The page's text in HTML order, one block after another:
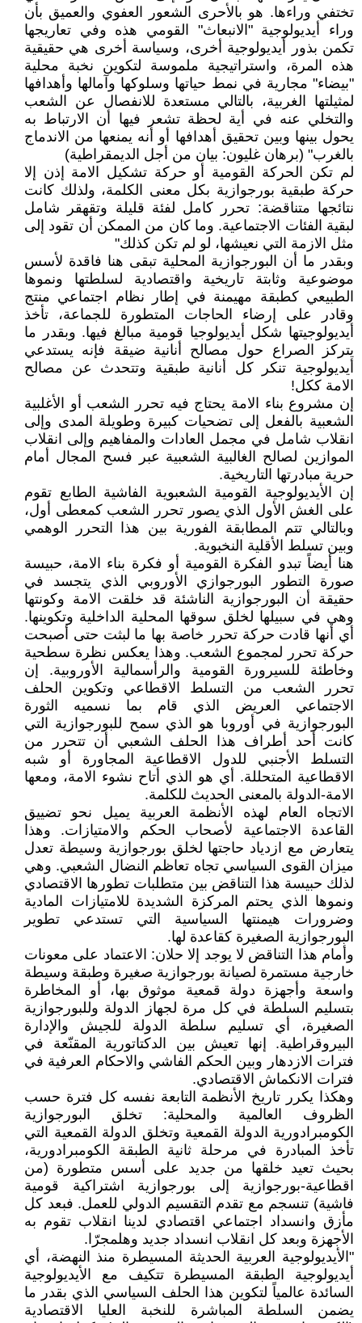
تختفي وراءها. هو بالأحرى الشعور العفوي والعميق بأن
وراء أيديولوجية "الانبعاث" القومي هذه وفي تعاريجها
تكمن بذور أيديولوجية أخرى، وسياسة أخرى هي حقيقية
هذه المرة، واستراتيجية ملموسة لتكوين نخبة محلية
"بيضاء" مجارية في نمط حياتها وسلوكها وآمالها وأهدافها
لمثيلتها الغربية، بالتالي مستعدة للانفصال عن الشعب
والتخلي عنه في أية لحظة تشعر فيها أن الارتباط به
يحول بينها وبين تحقيق أهدافها أو أنه يمنعها من الاندماج
بالغرب" (برهان غليون: بيان من أجل الديمقراطية)
لم تكن الحركة القومية أو حركة تشكيل الامة إذن إلا
حركة طبقية بورجوازية بكل معنى الكلمة، ولذلك كانت
نتائجها متناقضة: تحرر كامل لفئة قليلة وتقهقر شامل
لبقية الفئات الاجتماعية. وما كان من الممكن أن تقود إلى
مثل الازمة التي نعيشها، لو لم تكن كذلك"
وبقدر ما أن البورجوازية المحلية تبقى هنا فاقدة لأسس
موضوعية وثابتة تاريخية واقتصادية لسلطتها ونموها
الطبيعي كطبقة مهيمنة في إطار نظام اجتماعي منتج
وقادر على إرضاء الحاجات المتطورة للجماعة، تأخذ
أيديولوجيتها شكل أيديولوجيا قومية مبالغ فيها. وبقدر ما
يتركز الصراع حول مصالح أنانية ضيقة فإنه يستدعي
أيديولوجية تنكر كل أنانية طبقية وتتحدث عن مصالح
الامة ككل!
إن مشروع بناء الامة يحتاج فيه تحرر الشعب أو الأغلبية
الشعبية بالفعل إلى تضحيات كبيرة وطويلة المدى وإلى
انقلاب شامل في مجمل العادات والمفاهيم وإلى انقلاب
الموازين لصالح الغالبية الشعبية عبر فسح المجال أمام
حرية مبادرتها التاريخية.
إن الأيديولوجية القومية الشعبوية الفاشية الطابع تقوم
على الغش الأول الذي يصور تحرر الشعب كمعطى أول،
وبالتالي تتم المطابقة الفورية بين هذا التحرر الوهمي
وبين تسلط الأقلية النخبوية.
هنا أيضاً تبدو الفكرة القومية أو فكرة بناء الامة، حبيسة
صورة التطور البورجوازي الأوروبي الذي يتجسد في
حقيقة أن البورجوازية الناشئة قد خلقت الامة وكونتها
وهي في سبيلها لخلق سوقها المحلية الداخلية وتكوينها.
أي أنها قادت حركة تحرر خاصة بها ما لبثت حتى أصبحت
حركة تحرر لمجموع الشعب. وهذا يعكس نظرة سطحية
وخاطئة للسيرورة القومية والرأسمالية الأوروبية. إن
تحرر الشعب من التسلط الاقطاعي وتكوين الحلف
الاجتماعي العريض الذي قام بما نسميه الثورة
البورجوازية في أوروبا هو الذي سمح للبورجوازية التي
كانت أحد أطراف هذا الحلف الشعبي أن تتحرر من
التسلط الأجنبي للدول الاقطاعية المجاورة أو شبه
الاقطاعية المتحللة. أي هو الذي أتاح نشوء الامة، ومعها
الامة-الدولة بالمعنى الحديث للكلمة.
الاتجاه العام لهذه الأنظمة العربية يميل نحو تضييق
القاعدة الاجتماعية لأصحاب الحكم والامتيازات. وهذا
يتعارض مع ازدياد حاجتها لخلق بورجوازية وسيطة تعدل
ميزان القوى السياسي تجاه تعاظم النضال الشعبي. وهي
لذلك حبيسة هذا التناقض بين متطلبات تطورها الاقتصادي
ونموها الذي يحتم المركزة الشديدة للامتيازات المادية
وضرورات هيمنتها السياسية التي تستدعي تطوير
البورجوازية الصغيرة كقاعدة لها.
وأمام هذا التناقض لا يوجد إلا حلان: الاعتماد على معونات
خارجية مستمرة لصيانة بورجوازية صغيرة وطبقة وسيطة
واسعة وأجهزة دولة قمعية موثوق بها، أو المخاطرة
بتسليم السلطة في كل مرة لجهاز الدولة وللبورجوازية
الصغيرة، أي تسليم سلطة الدولة للجيش والإدارة
البيروقراطية. إنها تعيش بين الدكتاتورية المقنّعة في
فترات الازدهار وبين الحكم الفاشي والاحكام العرفية في
فترات الانكماش الاقتصادي.
وهكذا يكرر تاريخ الأنظمة التابعة نفسه كل فترة حسب
الظروف العالمية والمحلية: تخلق البورجوازية
الكومبرادورية الدولة القمعية وتخلق الدولة القمعية التي
تأخذ المبادرة في مرحلة ثانية الطبقة الكومبرادورية،
بحيث تعيد خلقها من جديد على أسس متطورة (من
اقطاعية-بورجوازية إلى بورجوازية اشتراكية قومية
فاشية) تنسجم مع تقدم التقسيم الدولي للعمل. فبعد كل
مأزق وانسداد اجتماعي اقتصادي لدينا انقلاب تقوم به
الأجهزة وبعد كل انقلاب انسداد جديد وهلمجرّا.
"الأيديولوجية العربية الحديثة المسيطرة منذ النهضة، أي
أيديولوجية الطبقة المسيطرة تتكيف مع الأيديولوجية
السائدة عالمياً لتكوين هذا الحلف السياسي الذي بقدر ما
يضمن السلطة المباشرة للنخبة العليا الاقتصادية